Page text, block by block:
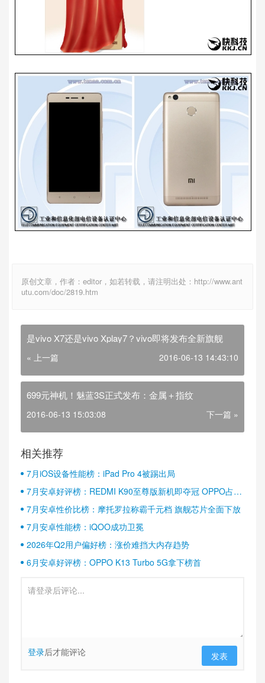
原创文章，作者：editor，如若转载，请注明出处：http://www.ant
utu.com/doc/2819.htm
是vivo X7还是vivo Xplay7？vivo即将发布全新旗舰
« 上一篇 2016-06-13 14:43:10
699元神机！魅蓝3S正式发布：金属＋指纹
2016-06-13 15:03:08 下一篇 »
相关推荐
7月iOS设备性能榜：iPad Pro 4被踢出局
7月安卓好评榜：REDMI K90至尊版新机即夺冠 OPPO占据
半壁江山
7月安卓性价比榜：摩托罗拉称霸千元档 旗舰芯片全面下放
7月安卓性能榜：iQOO成功卫冕
2026年Q2用户偏好榜：涨价难挡大内存趋势
6月安卓好评榜：OPPO K13 Turbo 5G拿下榜首
登录后才能评论 发表